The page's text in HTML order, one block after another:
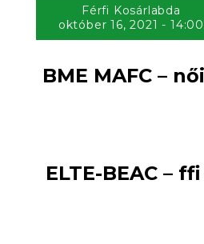
Férfi Kosárlabda
október 16, 2021 - 14:00
BME MAFC –
ELTE-BEAC –